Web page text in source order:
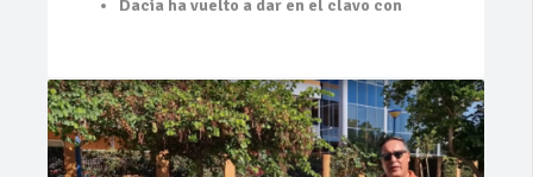
Dacia ha vuelto a dar en el clavo con